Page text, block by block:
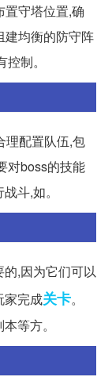
置守塔位置,确
建均衡的防守阵
制。
理配置队伍,包
对boss的技能
斗,如。
,因为它们可以
家完成关卡。
等方。